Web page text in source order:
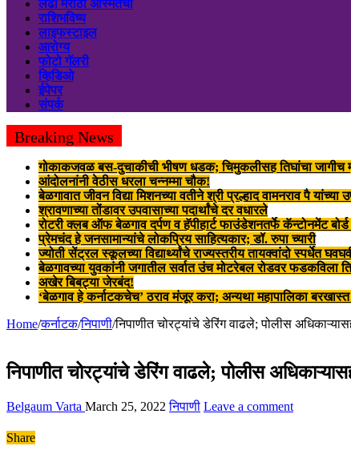
लढा मराठी अस्मितेचा
राशिभविष्य
लाइफस्टाइल
आरोग्य
फोटो गॅलरी
व्हिडिओ
ईपेपर
संपर्क
Breaking News
गोकाकजवळ बस-दुचाकीची भीषण धडक; चिमुकलीसह तिघांचा जागीच
आंदोलनांनी वेठीस धरला चन्नम्मा चौक!
बेळगावात जीवन विद्या मिशनच्या वतीने श्री प्रल्हाद वामनराव पै
श्रावणाच्या तोंडावर उपवासाच्या पदार्थांचे दर वधारले
रोटरी क्लब ऑफ बेळगाव दर्पण व हॅपीहार्ट फाउंडेशनतर्फे कॅन्टोनमेंट
प्रेमचंद हे जनसामान्यांचे लोकप्रिय साहित्यकार; डॉ. रुपा च्यारी
ज्योती सेंट्रल स्कूलच्या विद्यार्थ्यांचे राज्यस्तरीय तायक्वांदो स्पर्धेत
बेळगावच्या युवकांनी जगातील सर्वात उंच मोटरेबल रोडवर फडकविला
अखेर बिबट्या जेरबंद!
‘बेळगाव हे कर्नाटकचेच’ ठराव मंजूर करा; अन्यथा महापालिका
Home/कर्नाटक/निपाणी/निपाणीत चोरट्यांचे डेरिंग वाढले; पोलीस
निपाणीत चोरट्यांचे डेरिंग वाढले; पोलीस
Belgaum Varta March 25, 2022 निपाणी Leave a comment
Share